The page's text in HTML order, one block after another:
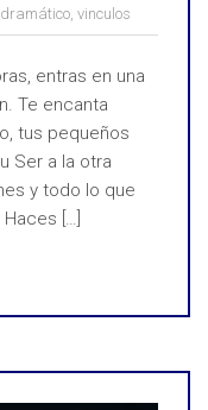
, vinculos
entras en una
Te encanta
tus pequeños
Ser a la otra
y todo lo que
[…]